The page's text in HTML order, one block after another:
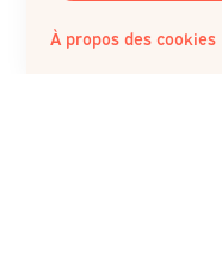
À propos des cookies